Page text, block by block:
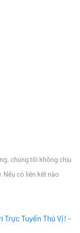
chúng tôi không chịu
Nếu có liên kết nào
Trực Tuyến Thú Vị! -